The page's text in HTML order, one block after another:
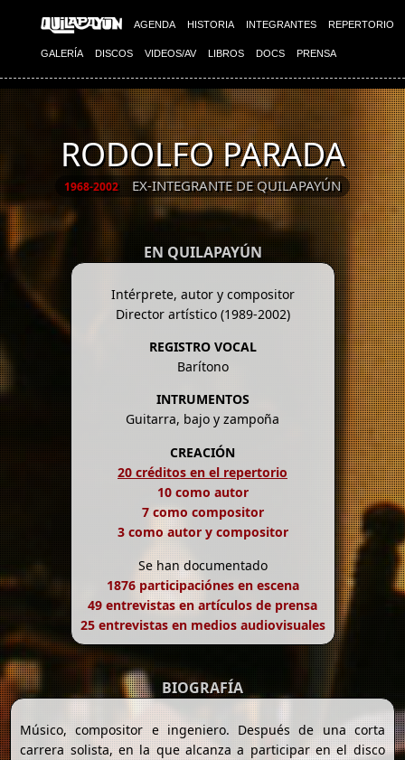
AGENDA HISTORIA INTEGRANTES REPERTORIO
GALERÍA DISCOS VIDEOS/AV LIBROS DOCS PRENSA
RODOLFO PARADA
1968-2002 EX-INTEGRANTE DE QUILAPAYÚN
EN QUILAPAYÚN
Intérprete, autor y compositor
Director artístico (1989-2002)
REGISTRO VOCAL
Barítono
INTRUMENTOS
Guitarra, bajo y zampoña
CREACIÓN
20 créditos en el repertorio
10 como autor
7 como compositor
3 como autor y compositor
Se han documentado
1876 participaciónes en escena
49 entrevistas en artículos de prensa
25 entrevistas en medios audiovisuales
BIOGRAFÍA
Músico, compositor e ingeniero. Después de una corta
carrera solista, en la que alcanza a participar en el disco